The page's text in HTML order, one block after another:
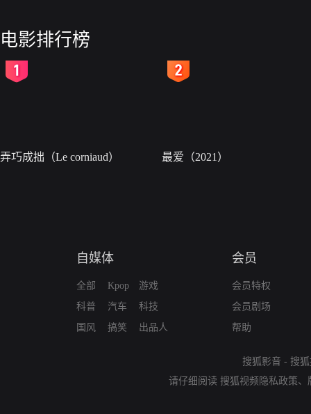
电影排行榜
弄巧成拙（Le corniaud） 最爱（2021）
自媒体
全部
科普
国风
Kpop
汽车
搞笑
游戏
科技
出品人
会员
会员特权
会员剧场
帮助
搜狐影音 - 搜
请仔细阅读 搜狐视频隐私政策、